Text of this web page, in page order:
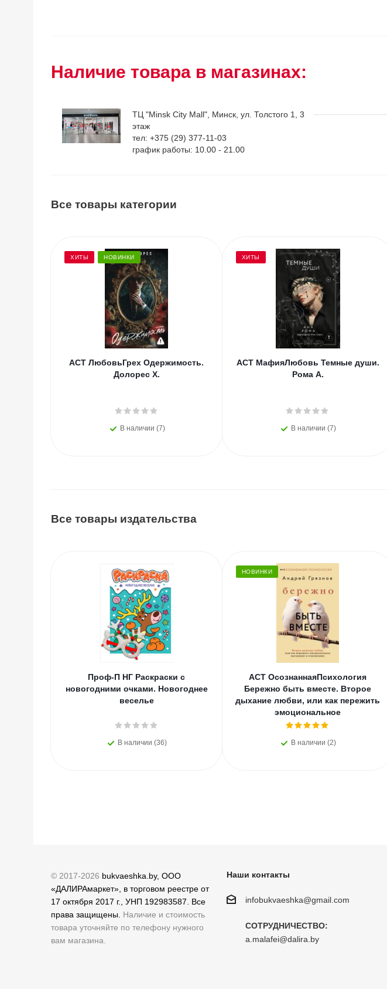
Наличие товара в магазинах:
ТЦ "Minsk City Mall", Минск, ул. Толстого 1, 3
этаж
тел: +375 (29) 377-11-03
график работы: 10.00 - 21.00
Все товары категории
ХИТЫ НОВИНКИ
АСТ ЛюбовьГрех Одержимость.
Долорес Х.
В наличии (7)
ХИТЫ
АСТ МафияЛюбовь Темные души.
Рома А.
В наличии (7)
Все товары издательства
Проф-П НГ Раскраски с
новогодними очками. Новогоднее
веселье
В наличии (36)
НОВИНКИ
АСТ ОсознаннаяПсихология
Бережно быть вместе. Второе
дыхание любви, или как пережить
эмоциональное
В наличии (2)
© 2017-2026 bukvaeshka.by, ООО
«ДАЛИРАмаркет», в торговом реестре от
17 октября 2017 г., УНП 192983587. Все
права защищены. Наличие и стоимость
товара уточняйте по телефону нужного
вам магазина.
Наши контакты
infobukvaeshka@gmail.com
СОТРУДНИЧЕСТВО:
a.malafei@dalira.by